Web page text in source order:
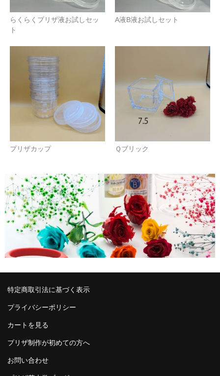
らくらくプリザ液お試しセッ
ト
A液B液お試しセット
プリザカップ Ｑブリック
特定商取引法に基づく表示
プライバシーポリシー
カートを見る
プリザ制作が初めての方へ
お問い合わせ